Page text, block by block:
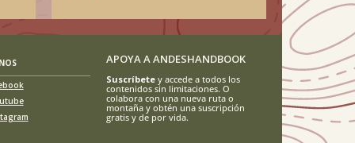
APOYA A ANDESHANDBOOK
Suscríbetey accede a todos los
contenidos sin limitaciones. O
colabora con una nueva ruta o
montaña y obtén una suscripción
gratis y de por vida.